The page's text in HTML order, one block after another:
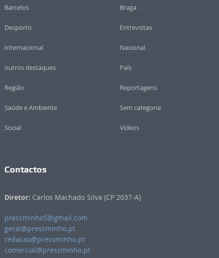
Barcelos Braga
Desporto Entrevistas
Internacional Nacional
outros destaques País
Região Reportagens
Saúde e Ambiente Sem categoria
Social Vídeos
Contactos
Diretor: Carlos Machado Silva (CP 2037-A)
pressminho5@gmail.com
geral@pressminho.pt
redacao@pressminho.pt
comercial@pressminho.pt